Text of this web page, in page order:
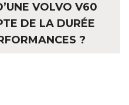
VOLVO V60
DE LA DURÉE
?